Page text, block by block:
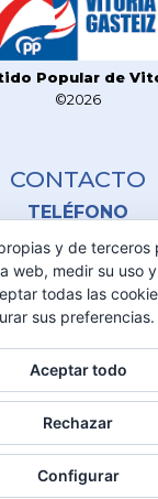
Popular de
©2026
CONTACTO
TELÉFONO
945 161 329
DIRECCIÓN
Plaza de España 1
Vitoria-Gasteiz
MAIL
y de terceros
web, medir su uso
todas las
sus preferencias.
Aceptar todo
Rechazar
Configurar